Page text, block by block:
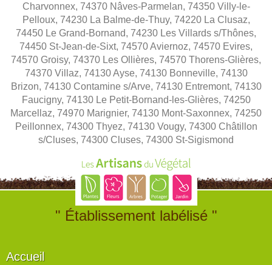
Charvonnex, 74370 Nâves-Parmelan, 74350 Villy-le-
Pelloux, 74230 La Balme-de-Thuy, 74220 La Clusaz,
74450 Le Grand-Bornand, 74230 Les Villards s/Thônes,
74450 St-Jean-de-Sixt, 74570 Aviernoz, 74570 Evires,
74570 Groisy, 74370 Les Ollières, 74570 Thorens-Glières,
74370 Villaz, 74130 Ayse, 74130 Bonneville, 74130
Brizon, 74130 Contamine s/Arve, 74130 Entremont, 74130
Faucigny, 74130 Le Petit-Bornand-les-Glières, 74250
Marcellaz, 74970 Marignier, 74130 Mont-Saxonnex, 74250
Peillonnex, 74300 Thyez, 74130 Vougy, 74300 Châtillon
s/Cluses, 74300 Cluses, 74300 St-Sigismond
" Établissement labélisé "
Accueil